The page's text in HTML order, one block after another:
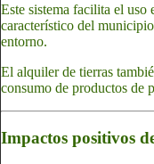
Este sistema facilita el
característico del
entorno.
El alquiler de tierras
consumo de productos de
Impactos positivos